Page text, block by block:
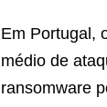
Em Portugal,
médio de
ransomware